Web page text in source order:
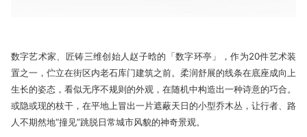
数字艺术家、匠铸三维创始人赵子晗的「数字环亭」，作为20件艺术装
置之一，伫立在街区内老石库门建筑之前。柔润舒展的线条在底座成向上
生长的姿态，看似无序不规则的外观，在随机中构造出一种诗意的巧合。
或隐或现的枝干，在平地上冒出一片遮蔽天日的小型乔木丛，让行者、路
人不期然地“撞见”跳脱日常城市风貌的神奇景观。